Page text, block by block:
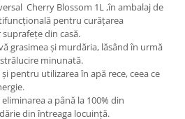
Cherry Blossom 1L ,în ambalaj de
pentru curățarea
din casă.
grasimea și murdăria, lăsând în urmă
minunată.
pentru utilizarea în apă rece, ceea ce
a până la 100% din
din întreaga locuință.